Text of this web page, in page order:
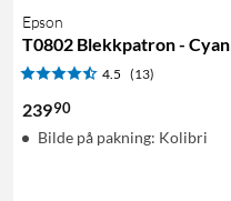
Epson
T0802 Blekkpatron - Cyan
4.5 (13)
23990
Bilde på pakning: Kolibri